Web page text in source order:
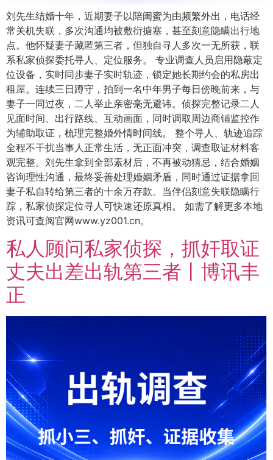
刘先生结婚十年，近期妻子以陪闺蜜为由频繁外出，电话经
常关机失联，多次沟通均被敷衍搪塞，甚至刻意隐瞒出行地
点。他怀疑妻子藏匿第三者，但独自寻人多次一无所获，联
系私家侦探委托寻人、定位服务。 专业调查人员启用隐蔽定
位设备，实时同步妻子实时轨迹，锁定她长期约会的私房出
租屋。连续三日蹲守，拍到一名中年男子每日傍晚前来，与
妻子一同过夜，二人举止亲密毫无避讳。侦探完整记录二人
见面时间、出行路线、互动画面，同时调取周边商铺监控作
为辅助取证，梳理完整婚外情时间线。 整个寻人、轨迹追踪
全程不干扰当事人正常生活，无正面冲突，调查取证材料客
观完整。刘先生拿到全部素材后，不再被动猜忌，结合婚姻
咨询理性沟通，最终妥善处理婚姻矛盾，同时通过证据拿回
妻子私自转给第三者的十余万存款。当伴侣刻意失联隐瞒行
踪，私家侦探定位寻人可快速还原真相。 如需了解更多本地
资讯可查阅官网www.yz001.cn。
私人顾问私家侦探，抓奸取证
丈夫出差出轨第三者丨博讯丰
正